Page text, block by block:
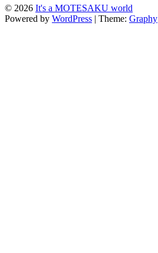
© 2026 It's a MOTESAKU world
Powered by WordPress | Theme: Graphy